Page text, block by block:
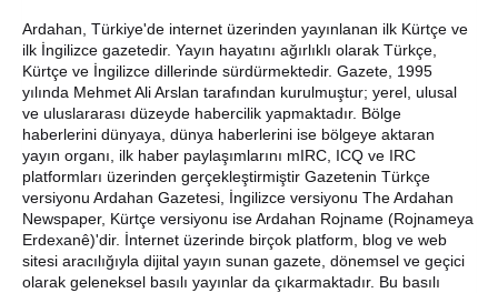
Üyeleri CHP’den İstifa Etti
Yaşar Geler'den Bölge Analizi: Ardahan ve Kars'ta Son
Durum
Bir Parti İşte Böyle Bitirilir
CHP Çıldır İl Genel Meclis Üyesi Gökhan Sözbir
Tutuklandı
Ardahan'da Traktör Devrildi: Sürücü Yaralandı
Ardahan, Türkiye'de internet üzerinden yayınlanan ilk Kürtçe ve
ilk İngilizce gazetedir. Yayın hayatını ağırlıklı olarak Türkçe,
Kürtçe ve İngilizce dillerinde sürdürmektedir. Gazete, 1995
yılında Mehmet Ali Arslan tarafından kurulmuştur; yerel, ulusal
ve uluslararası düzeyde habercilik yapmaktadır. Bölge
haberlerini dünyaya, dünya haberlerini ise bölgeye aktaran
yayın organı, ilk haber paylaşımlarını mIRC, ICQ ve IRC
platformları üzerinden gerçekleştirmiştir Gazetenin Türkçe
versiyonu Ardahan Gazetesi, İngilizce versiyonu The Ardahan
Newspaper, Kürtçe versiyonu ise Ardahan Rojname (Rojnameya
Erdexanê)'dir. İnternet üzerinde birçok platform, blog ve web
sitesi aracılığıyla dijital yayın sunan gazete, dönemsel ve geçici
olarak geleneksel basılı yayınlar da çıkarmaktadır. Bu basılı